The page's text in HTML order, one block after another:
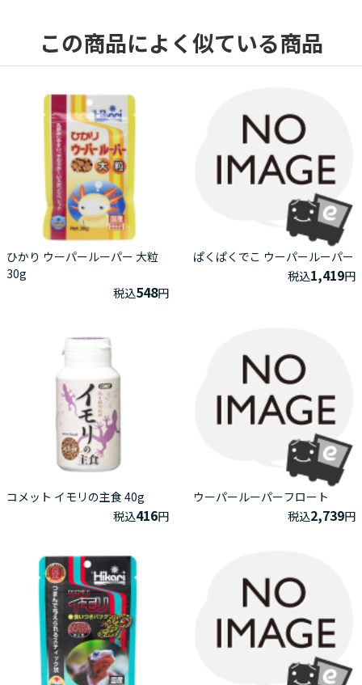
この商品によく似ている商品
ひかり ウーパールーパー 大粒
30g
税込548円
ぱくぱくでこ ウーパールーパー
税込1,419円
コメット イモリの主食 40g
税込416円
ウーパールーパーフロート
税込2,739円